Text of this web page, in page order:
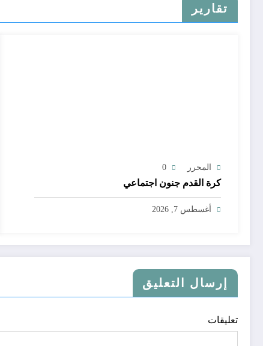
تقارير
المحرر 0
كرة القدم جنون اجتماعي
أغسطس 7, 2026
إرسال التعليق
تعليقات